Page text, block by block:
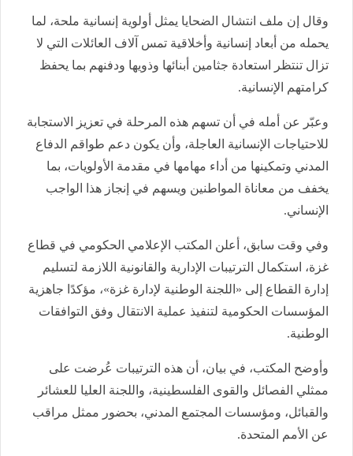
وقال إن ملف انتشال الضحايا يمثل أولوية إنسانية ملحة، لما
يحمله من أبعاد إنسانية وأخلاقية تمس آلاف العائلات التي لا
تزال تنتظر استعادة جثامين أبنائها وذويها ودفنهم بما يحفظ
كرامتهم الإنسانية.
وعبّر عن أمله في أن تسهم هذه المرحلة في تعزيز الاستجابة
للاحتياجات الإنسانية العاجلة، وأن يكون دعم طواقم الدفاع
المدني وتمكينها من أداء مهامها في مقدمة الأولويات، بما
يخفف من معاناة المواطنين ويسهم في إنجاز هذا الواجب
الإنساني.
وفي وقت سابق، أعلن المكتب الإعلامي الحكومي في قطاع
غزة، استكمال الترتيبات الإدارية والقانونية اللازمة لتسليم
إدارة القطاع إلى «اللجنة الوطنية لإدارة غزة»، مؤكدًا جاهزية
المؤسسات الحكومية لتنفيذ عملية الانتقال وفق التوافقات
الوطنية.
وأوضح المكتب، في بيان، أن هذه الترتيبات عُرضت على
ممثلي الفصائل والقوى الفلسطينية، واللجنة العليا للعشائر
والقبائل، ومؤسسات المجتمع المدني، بحضور ممثل مراقب
عن الأمم المتحدة.